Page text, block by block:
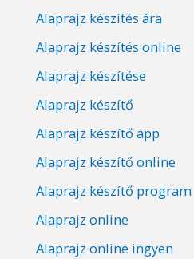
Alaprajz készítés ára
Alaprajz készítés online
Alaprajz készítése
Alaprajz készítő
Alaprajz készítő app
Alaprajz készítő online
Alaprajz készítő program
Alaprajz online
Alaprajz online ingyen